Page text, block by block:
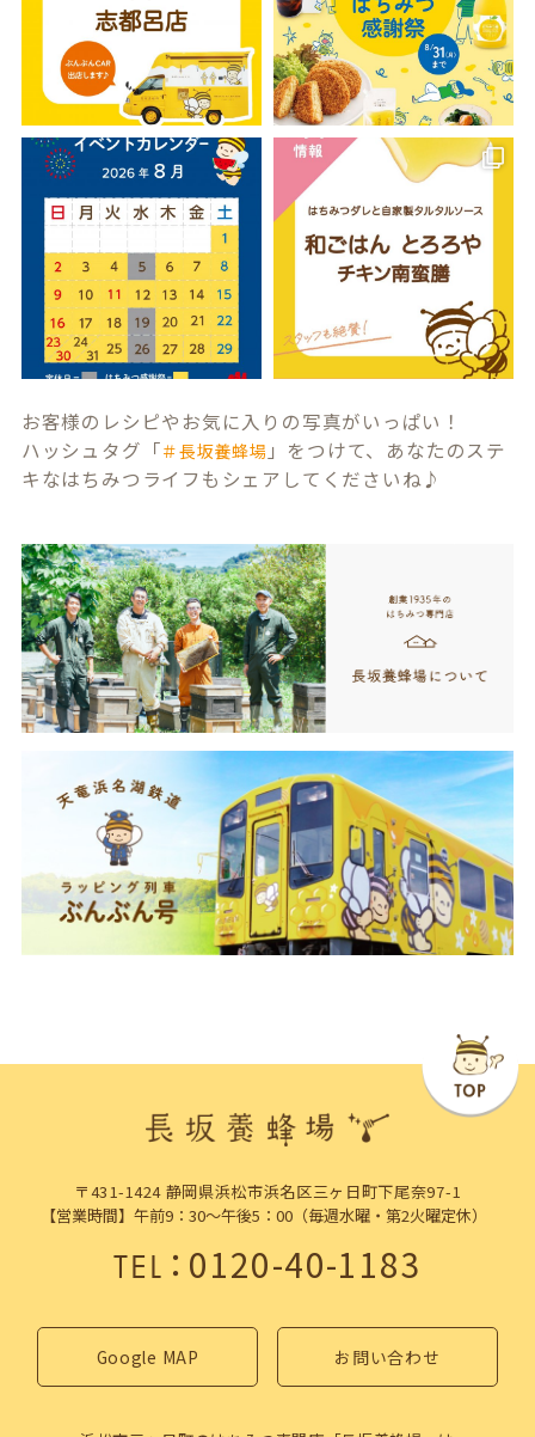
お客様のレシピやお気に入りの写真がいっぱい！
ハッシュタグ「＃長坂養蜂場 」をつけて、あなたのステ
キなはちみつライフもシェアしてくださいね♪
〒431-1424 静岡県浜松市浜名区三ヶ日町下尾奈97-1
【営業時間】午前9：30～午後5：00（毎週水曜・第2火曜定休）
TEL：0120-40-1183
Google MAP お問い合わせ